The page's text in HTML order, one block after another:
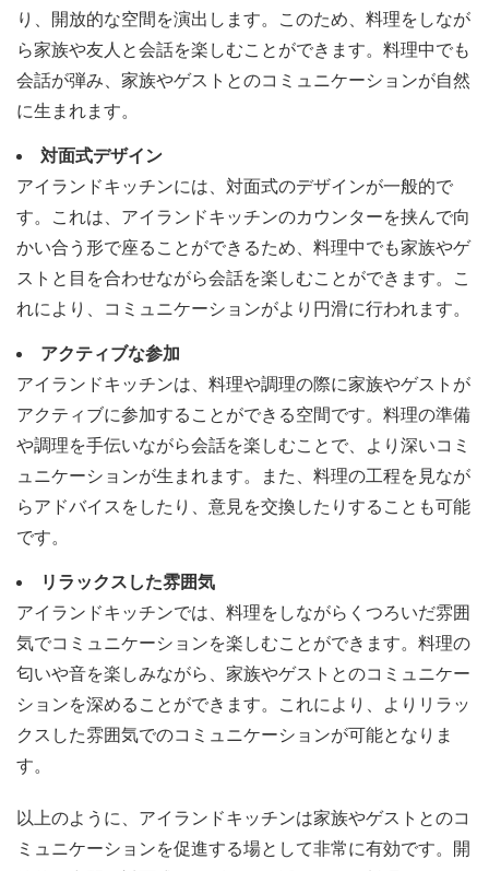
り、開放的な空間を演出します。このため、料理をしなが
ら家族や友人と会話を楽しむことができます。料理中でも
会話が弾み、家族やゲストとのコミュニケーションが自然
に生まれます。
対面式デザイン
アイランドキッチンには、対面式のデザインが一般的で
す。これは、アイランドキッチンのカウンターを挟んで向
かい合う形で座ることができるため、料理中でも家族やゲ
ストと目を合わせながら会話を楽しむことができます。こ
れにより、コミュニケーションがより円滑に行われます。
アクティブな参加
アイランドキッチンは、料理や調理の際に家族やゲストが
アクティブに参加することができる空間です。料理の準備
や調理を手伝いながら会話を楽しむことで、より深いコミ
ュニケーションが生まれます。また、料理の工程を見なが
らアドバイスをしたり、意見を交換したりすることも可能
です。
リラックスした雰囲気
アイランドキッチンでは、料理をしながらくつろいだ雰囲
気でコミュニケーションを楽しむことができます。料理の
匂いや音を楽しみながら、家族やゲストとのコミュニケー
ションを深めることができます。これにより、よりリラッ
クスした雰囲気でのコミュニケーションが可能となりま
す。
以上のように、アイランドキッチンは家族やゲストとのコ
ミュニケーションを促進する場として非常に有効です。開